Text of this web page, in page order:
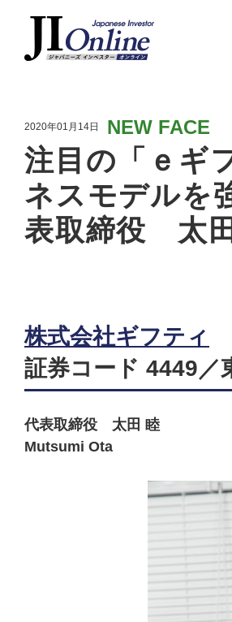
2020年01月14日 NEW FACE
注目の「ｅギ
ネスモデル
表取締役 太
株式会社ギフティ
証券コード 4449／
代表取締役 太田 睦
Mutsumi Ota